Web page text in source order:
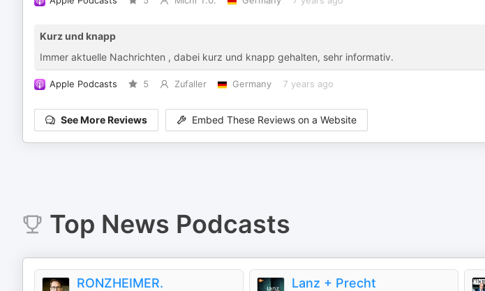
Kurz und knapp
Immer aktuelle Nachrichten , dabei kurz und knapp gehalten, sehr informativ.
Apple Podcasts 5 Zufaller Germany 7 years ago
See More Reviews Embed These Reviews on a Website
Top News Podcasts
RONZHEIMER. Lanz + Precht